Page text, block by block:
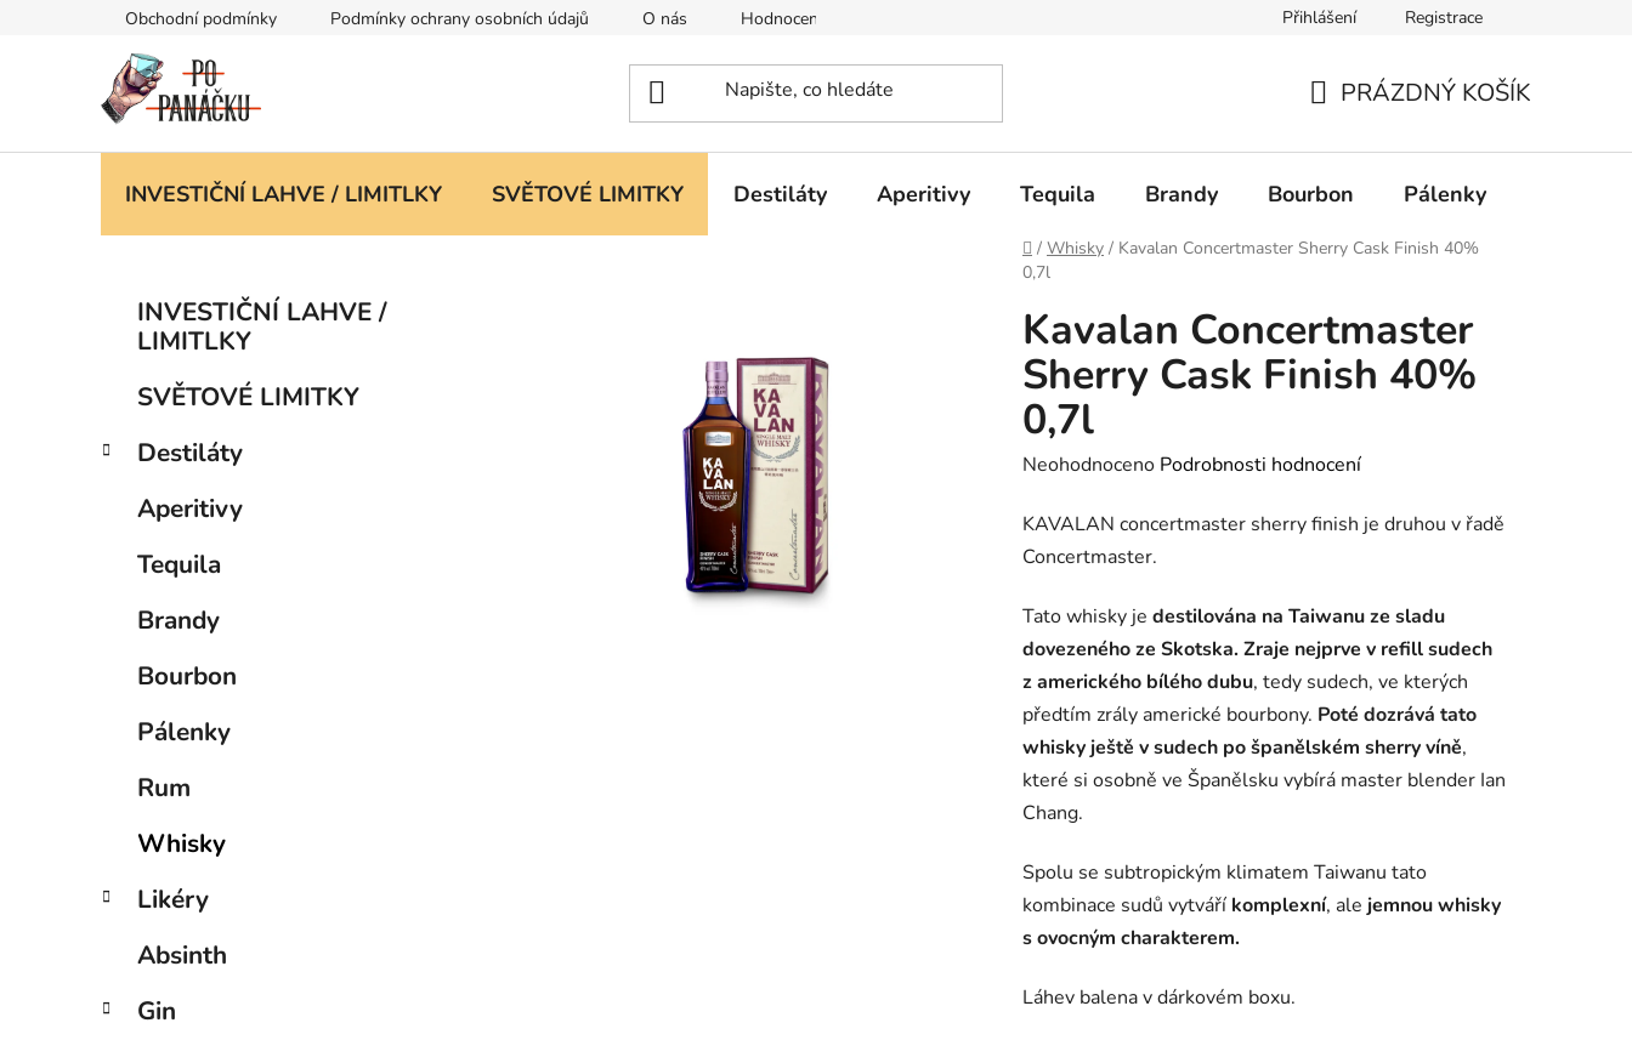
Obchodní podmínky Podmínky ochrany osobních údajů O nás Hodnocení obchodu Přihlášení Registrace
KOŠÍK
PRÁZDNÝ KOŠÍK
INVESTIČNÍ LAHVE / LIMITLKY SVĚTOVÉ LIMITKY Destiláty Aperitivy Tequila Brandy Bourbon Pálenky
Domů
/ Whisky / Kavalan Concertmaster Sherry Cask Finish 40%
0,7l
a
Přeskočit
kategorie
r
INVESTIČNÍ LAHVE /
LIMITLKY
SVĚTOVÉ LIMITKY
Destiláty
Aperitivy
Tequila
Brandy
Bourbon
Pálenky
Rum
Whisky
Likéry
Absinth
Gin
Kavalan Concertmaster
Sherry Cask Finish 40%
0,7l
Průměrné
produktu
je
z
5
hvězdiček.
Neohodnoceno Podrobnosti hodnocení
KAVALAN concertmaster sherry finish je druhou v řadě
Concertmaster.
Tato whisky je destilována na Taiwanu ze sladu
dovezeného ze Skotska. Zraje nejprve v refill sudech
z amerického bílého dubu, tedy sudech, ve kterých
předtím zrály americké bourbony. Poté dozrává tato
whisky ještě v sudech po španělském sherry víně,
které si osobně ve Španělsku vybírá master blender Ian
Chang.
Spolu se subtropickým klimatem Taiwanu tato
kombinace sudů vytváří komplexní, ale jemnou whisky
s ovocným charakterem.
Láhev balena v dárkovém boxu.